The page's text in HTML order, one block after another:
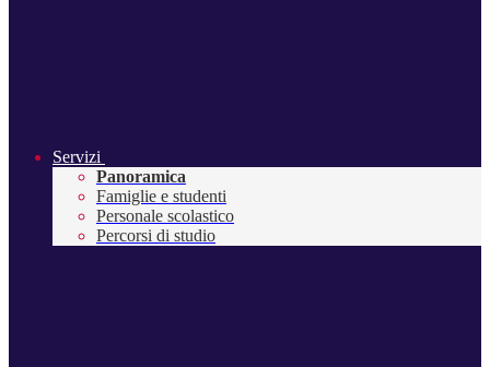
Servizi
Panoramica
Famiglie e studenti
Personale scolastico
Percorsi di studio